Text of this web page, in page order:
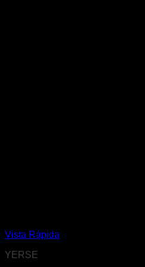
Vista Rápida
YERSE